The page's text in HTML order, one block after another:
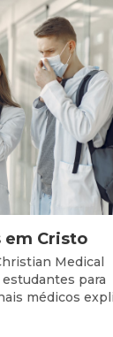
em Cristo
Medical
para